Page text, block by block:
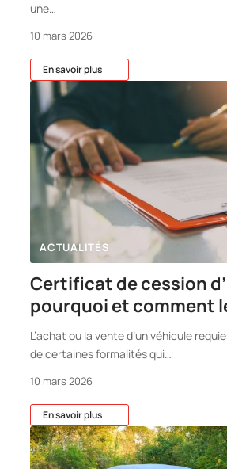
une…
10 mars 2026
En savoir plus
ACTUALITÉS
Certificat de cession
pourquoi et comment
L’achat ou la vente d’un véhicule
de certaines formalités qui…
10 mars 2026
En savoir plus